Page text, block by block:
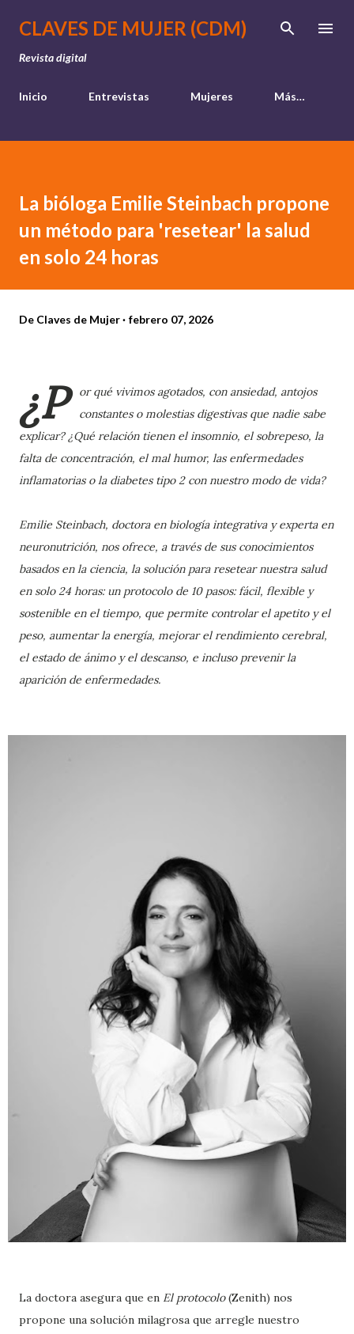
Ir al contenido principal
CLAVES DE MUJER (CDM)
Revista digital
Inicio Entrevistas Mujeres Más…
La bióloga Emilie Steinbach propone
un método para 'resetear' la salud
en solo 24 horas
De Claves de Mujer febrero 07, 2026
¿P
or qué vivimos agotados, con ansiedad, antojos
constantes o molestias digestivas que nadie sabe
explicar? ¿Qué relación tienen el insomnio, el sobrepeso, la
falta de concentración, el mal humor, las enfermedades
inflamatorias o la diabetes tipo 2 con nuestro modo de vida?
Emilie Steinbach, doctora en biología integrativa y experta en
neuronutrición, nos ofrece, a través de sus conocimientos
basados en la ciencia, la solución para resetear nuestra salud
en solo 24 horas: un protocolo de 10 pasos: fácil, flexible y
sostenible en el tiempo, que permite controlar el apetito y el
peso, aumentar la energía, mejorar el rendimiento cerebral,
el estado de ánimo y el descanso, e incluso prevenir la
aparición de enfermedades.
La doctora asegura que en El protocolo(Zenith) nos
propone una solución milagrosa que arregle nuestro